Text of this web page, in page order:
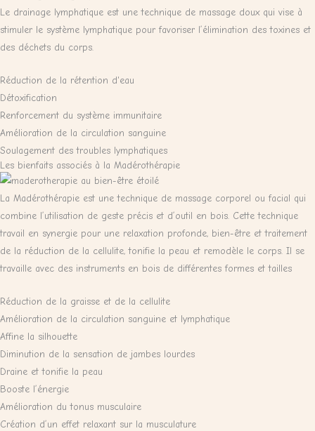
Le drainage lymphatique est une technique de massage doux qui vise à
stimuler le système lymphatique pour favoriser l’élimination des toxines et
des déchets du corps.
Réduction de la rétention d'eau
Détoxification
Renforcement du système immunitaire
Amélioration de la circulation sanguine
Soulagement des troubles lymphatiques
Les bienfaits associés à la Madérothérapie
La Madérothérapie est une technique de massage corporel ou facial qui
combine l’utilisation de geste précis et d’outil en bois. Cette technique
travail en synergie pour une relaxation profonde, bien-être et traitement
de la réduction de la cellulite, tonifie la peau et remodèle le corps. Il se
travaille avec des instruments en bois de différentes formes et tailles
Réduction de la graisse et de la cellulite
Amélioration de la circulation sanguine et lymphatique
Affine la silhouette
Diminution de la sensation de jambes lourdes
Draine et tonifie la peau
Booste l’énergie
Amélioration du tonus musculaire
Création d’un effet relaxant sur la musculature